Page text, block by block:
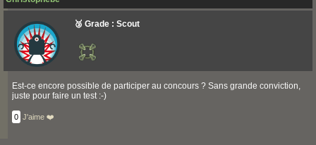
🥉 Grade : Scout
Est-ce encore possible de participer au concours ? Sans grande conviction,
juste pour faire un test :-)
0 J'aime ❤️